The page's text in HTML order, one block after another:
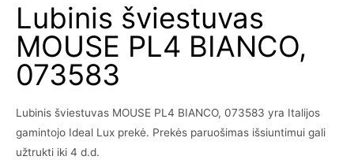
Lubinis šviestuvas
MOUSE PL4 BIANCO,
073583
Lubinis šviestuvas MOUSE PL4 BIANCO, 073583 yra Italijos
gamintojo Ideal Lux prekė. Prekės paruošimas išsiuntimui gali
užtrukti iki 4 d.d.